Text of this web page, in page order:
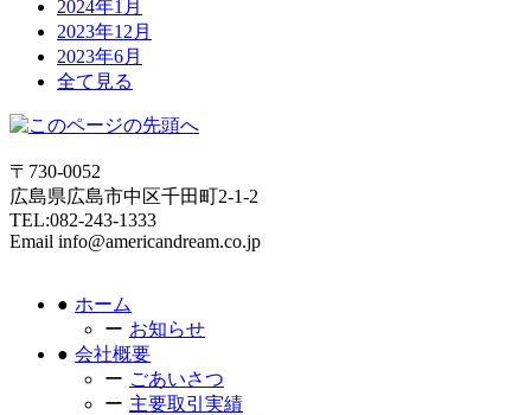
2024年1月
2023年12月
2023年6月
全て見る
〒730-0052
広島県広島市中区千田町2-1-2
TEL:082-243-1333
Email info@americandream.co.jp
ホーム
お知らせ
会社概要
ごあいさつ
主要取引実績